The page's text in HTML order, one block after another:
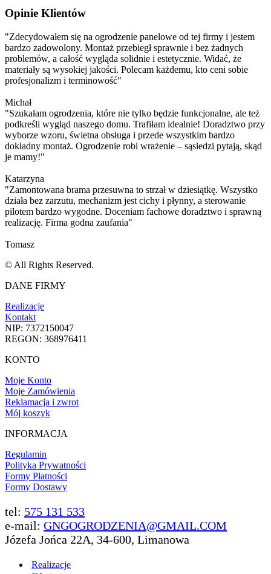
Opinie Klientów
"Zdecydowałem się na ogrodzenie panelowe od tej firmy i jestem
bardzo zadowolony. Montaż przebiegł sprawnie i bez żadnych
problemów, a całość wygląda solidnie i estetycznie. Widać, że
materiały są wysokiej jakości. Polecam każdemu, kto ceni sobie
profesjonalizm i terminowość"
Michał
"Szukałam ogrodzenia, które nie tylko będzie funkcjonalne, ale też
podkreśli wygląd naszego domu. Trafiłam idealnie! Doradztwo przy
wyborze wzoru, świetna obsługa i przede wszystkim bardzo
dokładny montaż. Ogrodzenie robi wrażenie – sąsiedzi pytają, skąd
je mamy!"
Katarzyna
"Zamontowana brama przesuwna to strzał w dziesiątkę. Wszystko
działa bez zarzutu, mechanizm jest cichy i płynny, a sterowanie
pilotem bardzo wygodne. Doceniam fachowe doradztwo i sprawną
realizację. Firma godna zaufania"
Tomasz
© All Rights Reserved.
DANE FIRMY
Realizacje
Kontakt
NIP: 7372150047
REGON: 368976411
KONTO
Moje Konto
Moje Zamówienia
Reklamacja i zwrot
Mój koszyk
INFORMACJA
Regulamin
Polityka Prywatności
Formy Płatności
Formy Dostawy
tel: 575 131 533
e-mail: GNGOGRODZENIA@GMAIL.COM
Józefa Jońca 22A, 34-600, Limanowa
Realizacje